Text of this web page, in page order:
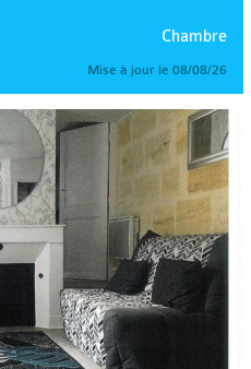
Chambre
Mise à jour le 08/08/26